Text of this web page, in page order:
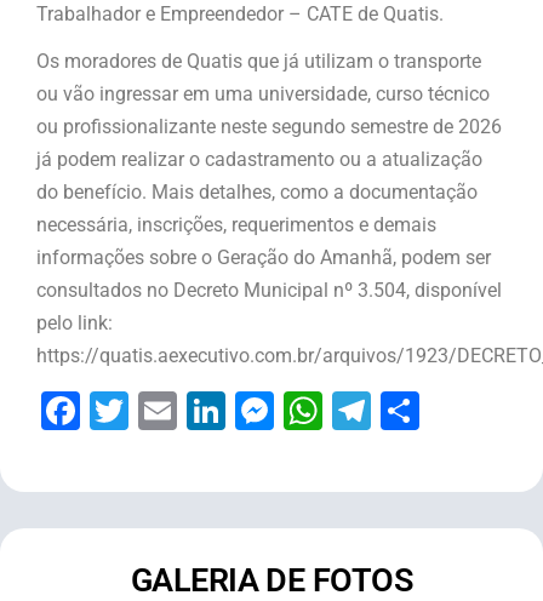
Trabalhador e Empreendedor – CATE de Quatis.
Os moradores de Quatis que já utilizam o transporte
ou vão ingressar em uma universidade, curso técnico
ou profissionalizante neste segundo semestre de 2026
já podem realizar o cadastramento ou a atualização
do benefício. Mais detalhes, como a documentação
necessária, inscrições, requerimentos e demais
informações sobre o Geração do Amanhã, podem ser
consultados no Decreto Municipal nº 3.504, disponível
pelo link:
https://quatis.aexecutivo.com.br/arquivos/1923/
Facebook
Twitter
EmailLinkedIn
Messenger
WhatsApp
Telegram
GALERIA DE FOTOS